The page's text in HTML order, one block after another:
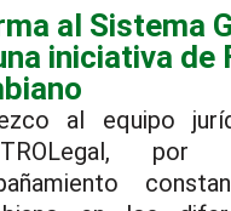
al Sistema
iniciativa de
al equipo